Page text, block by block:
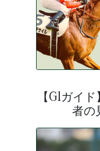
【G1ガイ
者の